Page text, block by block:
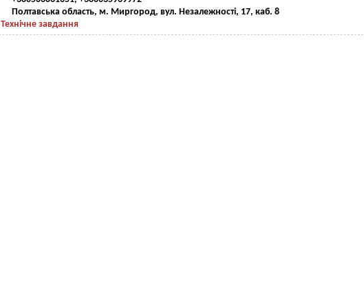
Полтавська область, м. Миргород, вул. Незалежності, 17, каб. 8
Технічне завдання